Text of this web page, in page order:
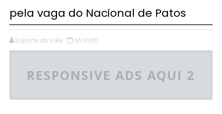
pela vaga do Nacional de Patos
Esporte do Vale 06:36:00
RESPONSIVE ADS AQUI 2